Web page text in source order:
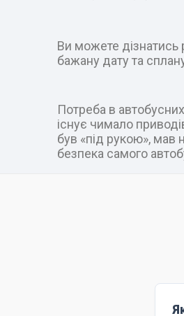
Ви можете дізнатись
бажану дату та
Потреба в
існує чимало
був «під рукою», мав
безпека самого